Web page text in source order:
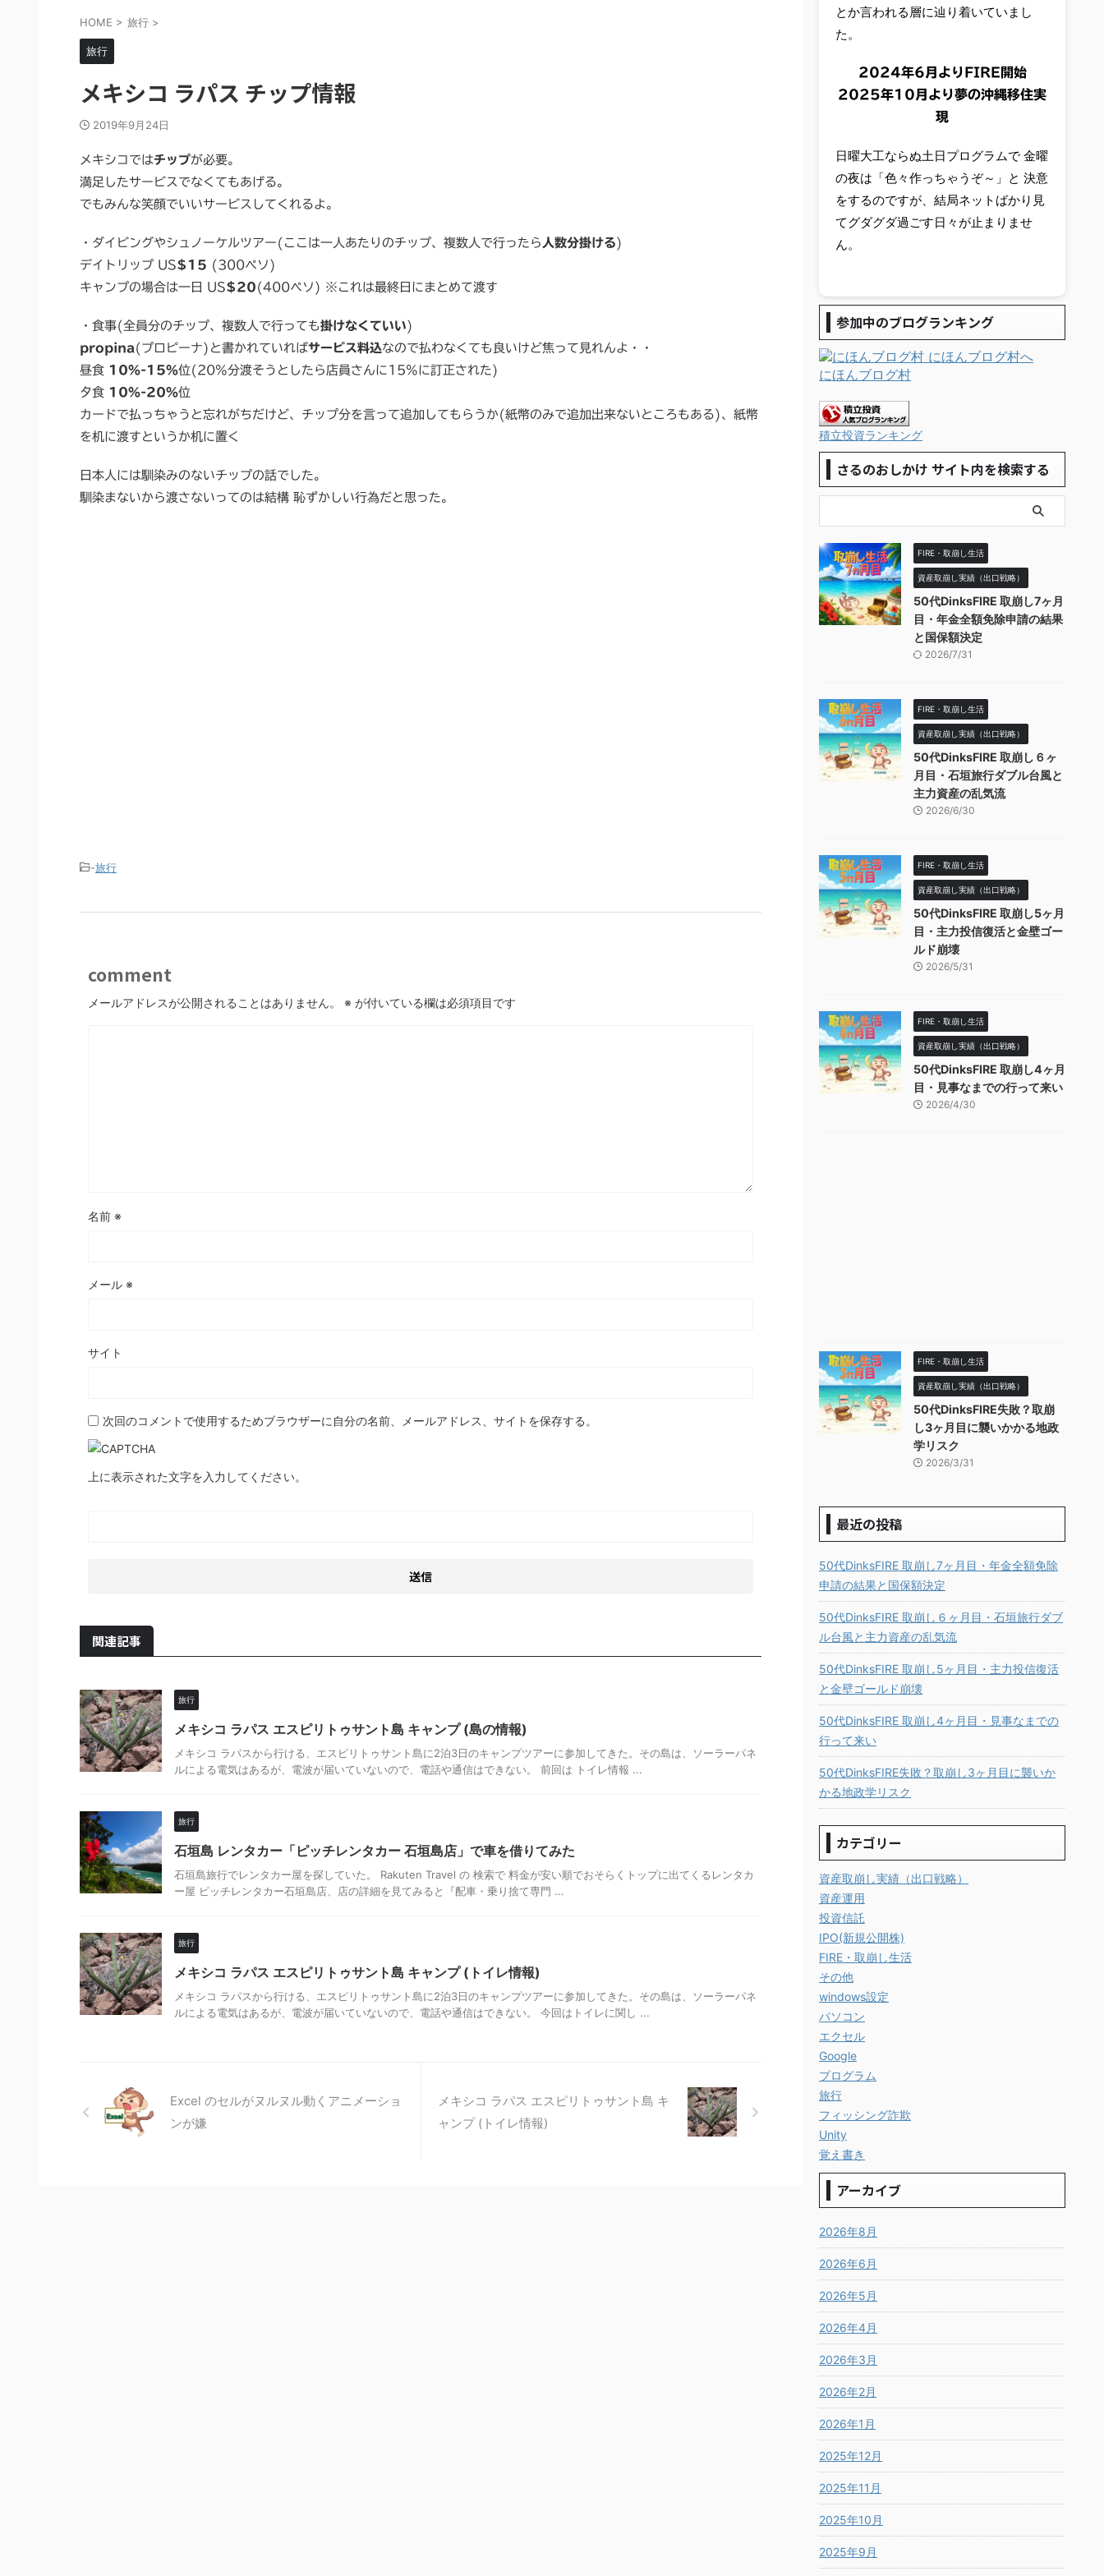
HOME > 旅行 >
旅行
メキシコ ラパス チップ情報
2019年9月24日
メキシコではチップが必要。
満足したサービスでなくてもあげる。
でもみんな笑顔でいいサービスしてくれるよ。
・ダイビングやシュノーケルツアー(ここは一人あたりのチップ、複数人で行ったら 人数分掛ける )
デイトリップ US$15 (300ペソ)
キャンプの場合は一日 US$20 (400ペソ) ※これは最終日にまとめて渡す
・食事(全員分のチップ、複数人で行っても掛けなくていい )
propina (プロピーナ)と書かれていればサービス料込なので払わなくても良いけど焦って見れんよ・・
昼食 10%-15%位(20%分渡そうとしたら店員さんに15%に訂正された)
夕食 10%-20%位
カードで払っちゃうと忘れがちだけど、チップ分を言って追加してもらうか(紙幣のみで追加出来ないところもある)、紙幣
を机に渡すというか机に置く
日本人には馴染みのないチップの話でした。
馴染まないから渡さないってのは結構 恥ずかしい行為だと思った。
-旅行
comment
メールアドレスが公開されることはありません。 ※ が付いている欄は必須項目です
名前 ※
メール ※
サイト
次回のコメントで使用するためブラウザーに自分の名前、メールアドレス、サイトを保存する。
上に表示された文字を入力してください。
関連記事
旅行
メキシコ ラパス エスピリトゥサント島 キャンプ (島の情報)
メキシコ ラパスから行ける、エスピリトゥサント島に2泊3日のキャンプツアーに参加してきた。その島は、ソーラーパネ
ルによる電気はあるが、電波が届いていないので、電話や通信はできない。 前回は トイレ情報 ...
旅行
石垣島 レンタカー「ピッチレンタカー 石垣島店」で車を借りてみた
石垣島旅行でレンタカー屋を探していた。 Rakuten Travel の 検索で 料金が安い順でおそらくトップに出てくるレンタカ
ー屋 ピッチレンタカー石垣島店、店の詳細を見てみると『配車・乗り捨て専門 ...
旅行
メキシコ ラパス エスピリトゥサント島 キャンプ (トイレ情報)
メキシコ ラパスから行ける、エスピリトゥサント島に2泊3日のキャンプツアーに参加してきた。その島は、ソーラーパネ
ルによる電気はあるが、電波が届いていないので、電話や通信はできない。 今回はトイレに関し ...
Excel のセルがヌルヌル動くアニメーショ
ンが嫌
メキシコ ラパス エスピリトゥサント島 キ
ャンプ (トイレ情報)
とか言われる層に辿り着いていまし
た。
2024年6月よりFIRE開始
2025年10月より夢の沖縄移住実
現
日曜大工ならぬ土日プログラムで 金曜
の夜は「色々作っちゃうぞ～」と 決意
をするのですが、結局ネットばかり見
てグダグダ過ごす日々が止まりませ
ん。
参加中のブログランキング
にほんブログ村
積立投資ランキング
さるのおしかけ サイト内を検索する
FIRE・取崩し生活
資産取崩し実績（出口戦略）
50代DinksFIRE 取崩し7ヶ月
目・年金全額免除申請の結果
と国保額決定
2026/7/31
FIRE・取崩し生活
資産取崩し実績（出口戦略）
50代DinksFIRE 取崩し６ヶ
月目・石垣旅行ダブル台風と
主力資産の乱気流
2026/6/30
FIRE・取崩し生活
資産取崩し実績（出口戦略）
50代DinksFIRE 取崩し5ヶ月
目・主力投信復活と金壁ゴー
ルド崩壊
2026/5/31
FIRE・取崩し生活
資産取崩し実績（出口戦略）
50代DinksFIRE 取崩し4ヶ月
目・見事なまでの行って来い
2026/4/30
FIRE・取崩し生活
資産取崩し実績（出口戦略）
50代DinksFIRE失敗？取崩
し3ヶ月目に襲いかかる地政
学リスク
2026/3/31
最近の投稿
50代DinksFIRE 取崩し7ヶ月目・年金全額免除
申請の結果と国保額決定
50代DinksFIRE 取崩し６ヶ月目・石垣旅行ダブ
ル台風と主力資産の乱気流
50代DinksFIRE 取崩し5ヶ月目・主力投信復活
と金壁ゴールド崩壊
50代DinksFIRE 取崩し4ヶ月目・見事なまでの
行って来い
50代DinksFIRE失敗？取崩し3ヶ月目に襲いか
かる地政学リスク
カテゴリー
資産取崩し実績（出口戦略）
資産運用
投資信託
IPO(新規公開株)
FIRE・取崩し生活
その他
windows設定
パソコン
エクセル
Google
プログラム
旅行
フィッシング詐欺
Unity
覚え書き
アーカイブ
2026年8月
2026年6月
2026年5月
2026年4月
2026年3月
2026年2月
2026年1月
2025年12月
2025年11月
2025年10月
2025年9月